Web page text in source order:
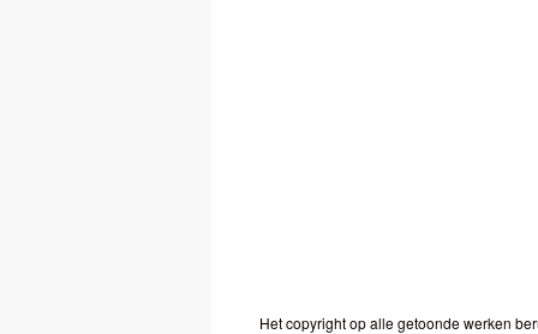
Het copyright op alle getoonde werken